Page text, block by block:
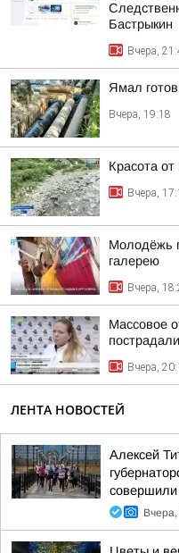
Бастрыкин
Вчера,
Ямал
Вчера, 19:18
Красота от
Вчера,
Молодёжь
галерею
Вчера,
Массовое
Вчера,
ЛЕНТА НОВОСТЕЙ
Алексей
совершили